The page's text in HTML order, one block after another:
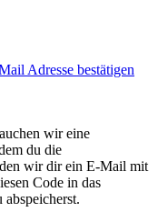
Adresse bestätigen
wir eine
du die
wir dir ein E-Mail mit
Code in das